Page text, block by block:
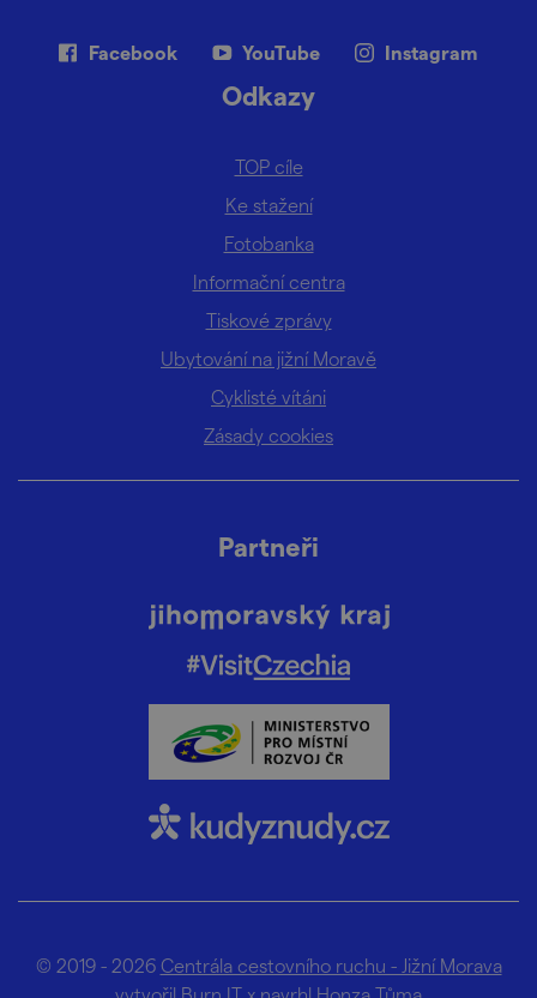
Facebook YouTube Instagram
Odkazy
TOP cíle
Ke stažení
Fotobanka
Informační centra
Tiskové zprávy
Ubytování na jižní Moravě
Cyklisté vítáni
Zásady cookies
Partneři
© 2019 - 2026 Centrála cestovního ruchu - Jižní Morava